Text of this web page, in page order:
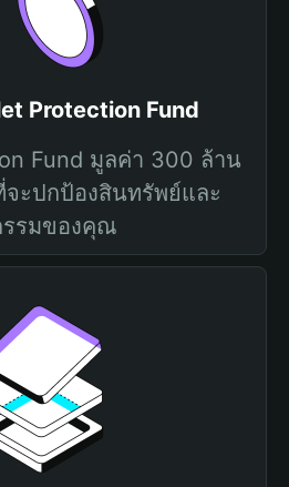
Protection Fund
Fund มูลค่า 300 ล้าน
จะปกป้องสินทรัพย์และ
รรมของคุณ